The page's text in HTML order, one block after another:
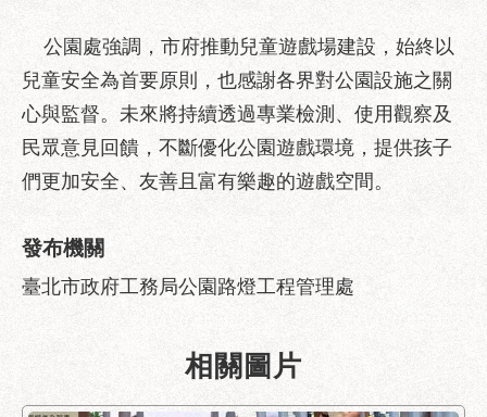
放
宣
隱
私
權
及
資
訊
安
全
策
聯
絡
公園處強調，市府推動兒童遊戲場建設，始終以
兒童安全為首要原則，也感謝各界對公園設施之關
心與監督。未來將持續透過專業檢測、使用觀察及
民眾意見回饋，不斷優化公園遊戲環境，提供孩子
們更加安全、友善且富有樂趣的遊戲空間。
發布機關
臺北市政府工務局公園路燈工程管理處
相關圖片